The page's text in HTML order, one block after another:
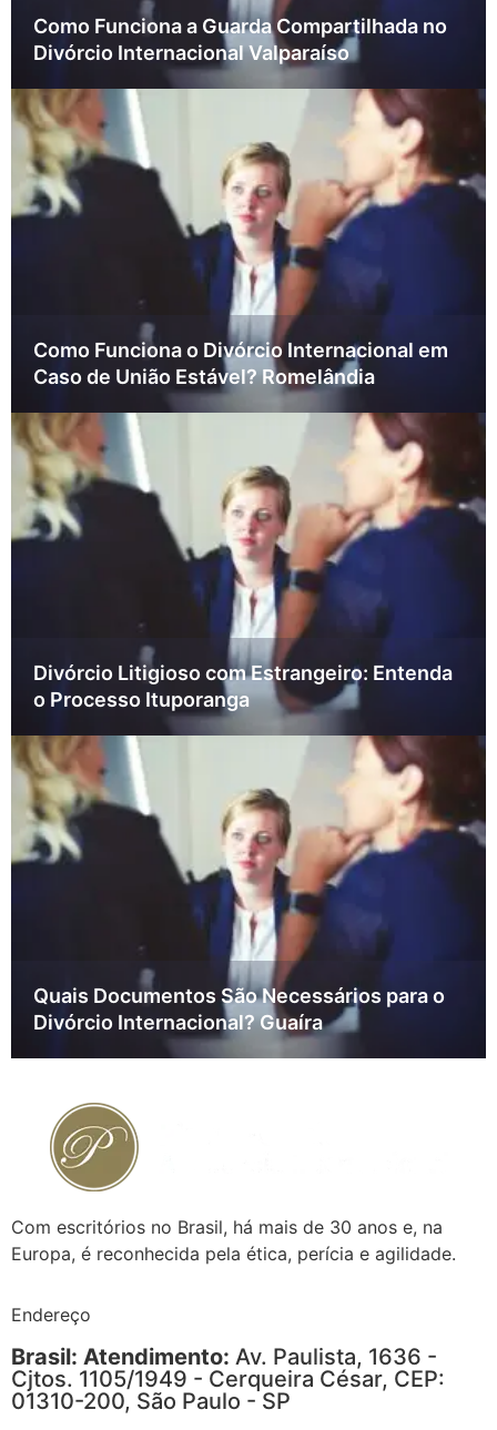
Como Funciona a Guarda Compartilhada no
Divórcio Internacional Valparaíso
Como Funciona o Divórcio Internacional em
Caso de União Estável? Romelândia
Divórcio Litigioso com Estrangeiro: Entenda
o Processo Ituporanga
Quais Documentos São Necessários para o
Divórcio Internacional? Guaíra
Com escritórios no Brasil, há mais de 30 anos e, na
Europa, é reconhecida pela ética, perícia e agilidade.
Endereço
Brasil: Atendimento: Av. Paulista, 1636 -
Cjtos. 1105/1949 - Cerqueira César, CEP:
01310-200, São Paulo - SP